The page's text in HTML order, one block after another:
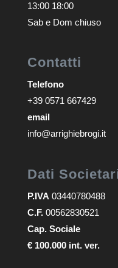
13:00 18:00
Sab e Dom chiuso
Contatti
Telefono
+39 0571 667429
email
info@arrighiebrogi.it
Dati
P.IVA 03440780488
C.F.00562830521
Cap. Sociale
€ 100.000 int. ver.